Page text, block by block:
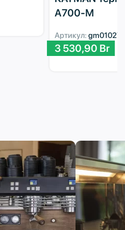
А700-М
Артикул: gm010273
3 530,90 Br